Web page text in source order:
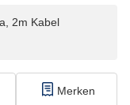
2m Kabel
Merken